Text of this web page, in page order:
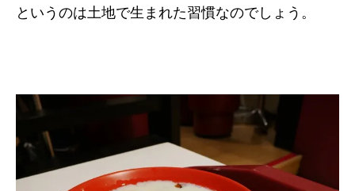
というのは土地で生まれた習慣なのでしょう。